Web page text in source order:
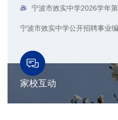
宁波市效实中学2026学年
宁波市效实中学公开招聘事业
家校互动